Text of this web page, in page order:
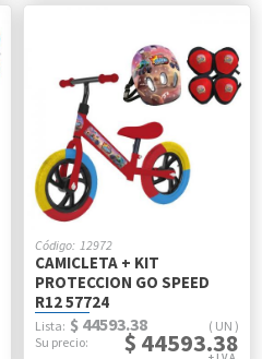
12972
CAMICLETA + KIT
PROTECCION GO SPEED
R12 57724
UN
$ 44593.38
$ 44593.38